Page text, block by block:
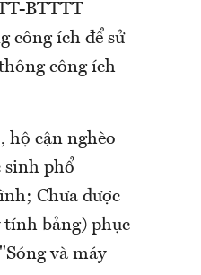
BTTTT
công ích để sử
công ích
hộ cận nghèo
sinh phổ
Chưa được
bảng) phục
và máy